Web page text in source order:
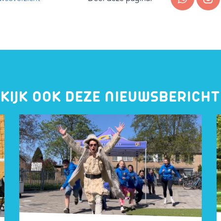
OOK DEZE